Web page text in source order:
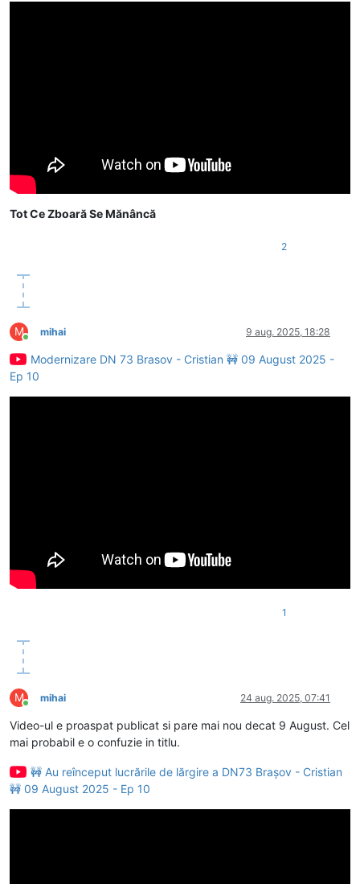
Tot Ce Zboară Se Mănâncă
2
M
Conectat
mihai 9 aug. 2025, 18:28
Modernizare DN 73 Brasov - Cristian 🚧 09 August 2025 -
Ep 10
1
M
Conectat
mihai 24 aug. 2025, 07:41
Video-ul e proaspat publicat si pare mai nou decat 9 August. Cel
mai probabil e o confuzie in titlu.
🚧 Au reînceput lucrările de lărgire a DN73 Brașov - Cristian
🚧 09 August 2025 - Ep 10